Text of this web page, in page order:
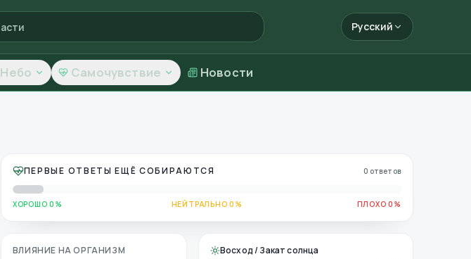
Русский
Небо Самочувствие Новости
ПЕРВЫЕ ОТВЕТЫ ЕЩЁ СОБИРАЮТСЯ 0 ответов
ХОРОШО 0% НЕЙТРАЛЬНО 0% ПЛОХО 0%
ВЛИЯНИЕ НА ОРГАНИЗМ
Восход / Закат солнца